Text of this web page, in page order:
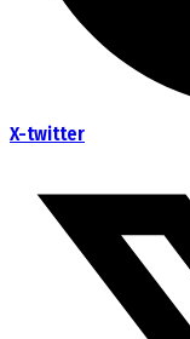
X-twitter